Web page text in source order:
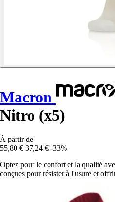
Macron
Nitro (x5)
À partir de
55,80 € 37,24 € -33%
Optez pour le confort et la qualité
conçues pour résister à l'usure et